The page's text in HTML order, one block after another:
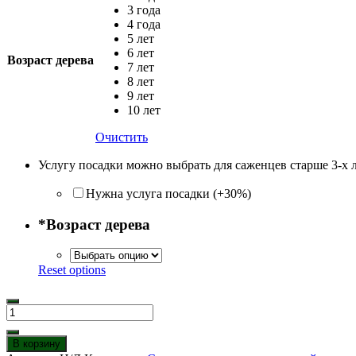
Возраст дерева
3 года
4 года
5 лет
6 лет
7 лет
8 лет
9 лет
10 лет
Очистить
Услугу посадки можно выбрать для саженцев старше 3-х
Нужна услуга посадки (+30%)
*Возраст дерева
Reset options
Количество
товара
Колоновидная
В корзину